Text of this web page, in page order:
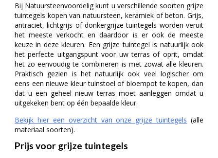
Bij Natuursteenvoordelig kunt u verschillende soorten grijze
tuintegels kopen van natuursteen, keramiek of beton. Grijs,
antraciet, lichtgrijs of donkergrijze tuintegels worden veruit
het meeste verkocht en daardoor is er ook de meeste
keuze in deze kleuren. Een grijze tuintegel is natuurlijk ook
het perfecte uitgangspunt voor uw terras of oprit, omdat
het zo eenvoudig te combineren is met zowat alle kleuren.
Praktisch gezien is het natuurlijk ook veel logischer om
eens een nieuwe kleur tuinstoel of bloempot te kopen, dan
dat u een geheel nieuw terras moet aanleggen omdat u
uitgekeken bent op één bepaalde kleur.
Bekijk hier een overzicht van onze grijze tuintegels (alle
materiaal soorten).
Prijs voor grijze tuintegels